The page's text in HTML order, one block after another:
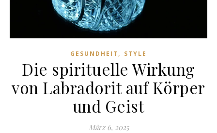
GESUNDHEIT , STYLE
Die spirituelle Wirkung
von Labradorit auf Körper
und Geist
März 6, 2025